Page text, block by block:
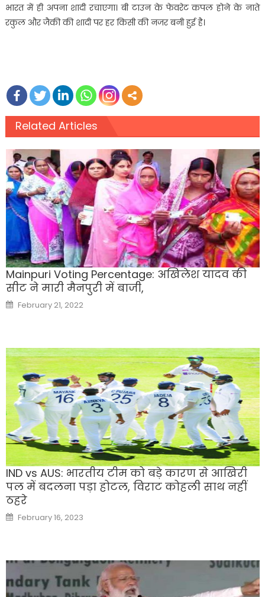
भारत में ही अपना शादी रचाएगा। बी टाउन के फेवरेट कपल होने के नाते
रकुल और जैकी की शादी पर हर किसी की नजर बनी हुई है।
Related Articles
Mainpuri Voting Percentage: अखिलेश यादव की
सीट ने मारी मैनपुरी में बाजी,
Posted
on
February 21, 2022
IND vs AUS: भारतीय टीम को बड़े कारण से आखिरी
पल में बदलना पड़ा होटल, विराट कोहली साथ नहीं
ठहरे
Posted
on
February 16, 2023